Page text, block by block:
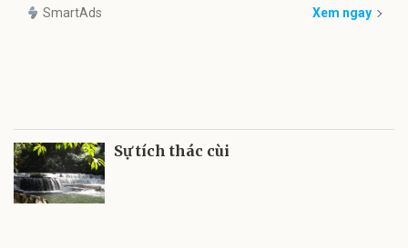
SmartAds Xem ngay
Sự tích thác cùi